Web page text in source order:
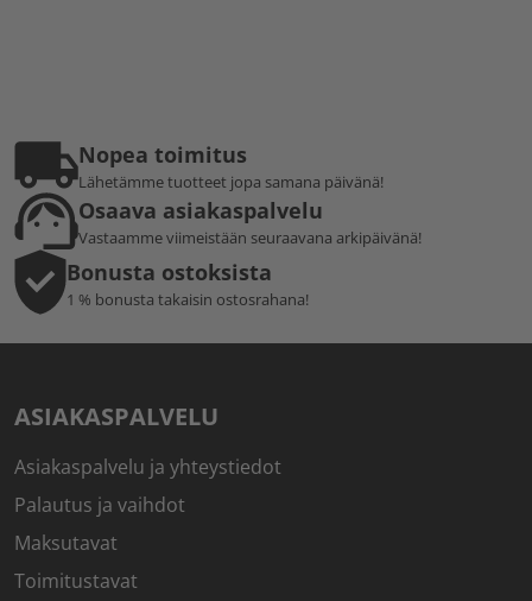
Nopea toimitus
Lähetämme tuotteet jopa samana päivänä!
Osaava asiakaspalvelu
Vastaamme viimeistään seuraavana arkipäivänä!
Bonusta ostoksista
1 % bonusta takaisin ostosrahana!
ASIAKASPALVELU
Asiakaspalvelu ja yhteystiedot
Palautus ja vaihdot
Maksutavat
Toimitustavat